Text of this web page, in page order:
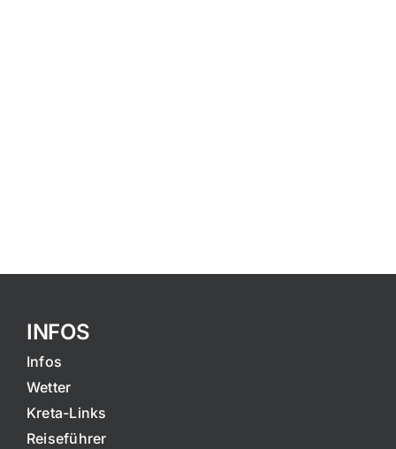
INFOS
Infos
Wetter
Kreta-Links
Reiseführer